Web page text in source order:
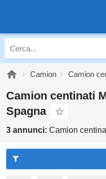
Camion Camion
Camion centinati
Spagna
3 annunci: Camion